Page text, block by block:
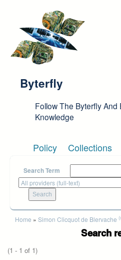
Byterfly
Follow The Byterfly And
Knowledge
Policy Collections
Search Term
You are here
Home » Simon Clicquot de Blervache
Search
(1 - 1 of 1)